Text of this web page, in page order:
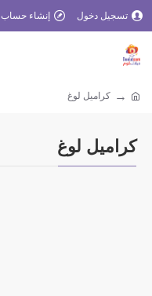
تسجيل دخول إنشاء حساب
كراميل لوغ
كراميل لوغ